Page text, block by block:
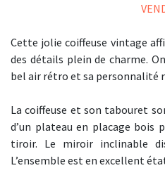
Cette jolie coiffeuse vintage
des détails plein de charme.
bel air rétro et sa personnalité
La coiffeuse et son tabouret
d’un plateau en placage bois
tiroir. Le miroir inclinable
L’ensemble est en excellent